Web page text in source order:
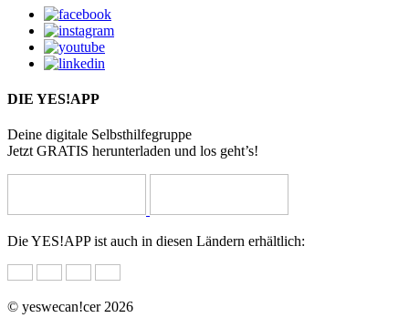
DIE YES!APP
Deine digitale Selbsthilfegruppe
Jetzt GRATIS herunterladen und los geht’s!
Die YES!APP ist auch in diesen Ländern erhältlich:
© yeswecan!cer 2026